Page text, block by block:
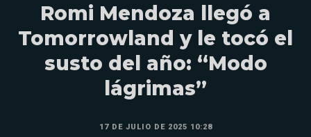
Romi Mendoza llegó a
Tomorrowland y le tocó el
susto del año: “Modo
lágrimas”
17 DE JULIO DE 2025 10:28